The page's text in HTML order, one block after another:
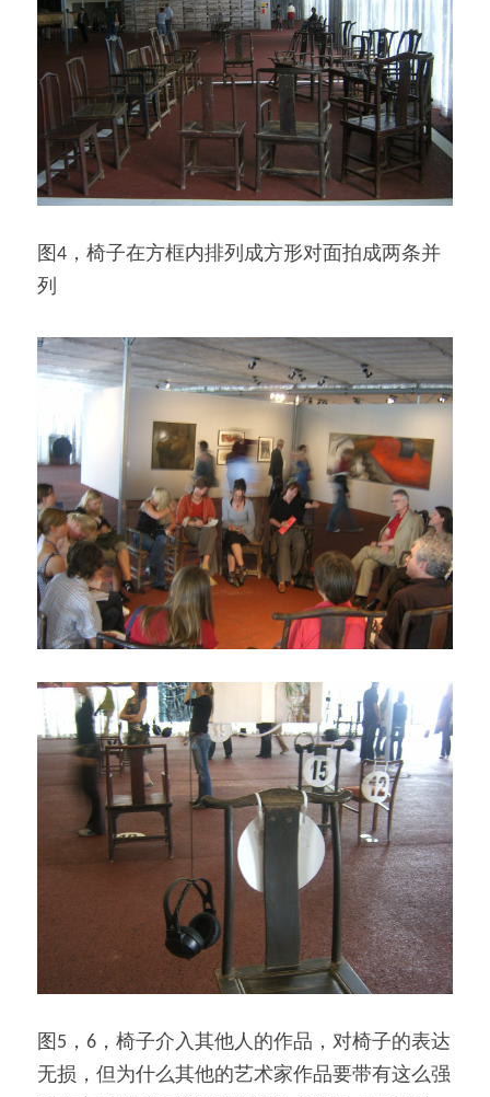
图4，椅子在方框内排列成方形对面拍成两条并
列
图5，6，椅子介入其他人的作品，对椅子的表达
无损，但为什么其他的艺术家作品要带有这么强